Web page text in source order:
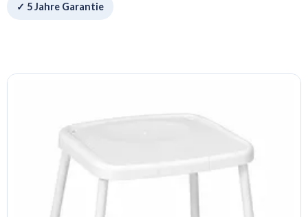
✓ 5 Jahre Garantie